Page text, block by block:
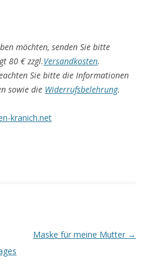
möchten, senden Sie bitte
80 € zzgl.Versandkosten.
Sie bitte die Informationen
sowie die Widerrufsbelehrung.
kranich.net
Maske für meine Mutter →